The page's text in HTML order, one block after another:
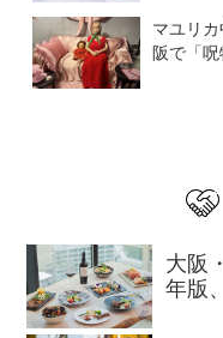
マユリ
阪で「呪
大阪
年版